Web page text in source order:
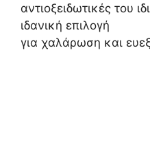
αντιοξειδωτικές του
ιδανική επιλογή
για χαλάρωση και